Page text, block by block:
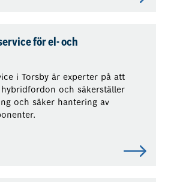
för el- och
i Torsby är experter på att
och säkerställer
och säker hantering av